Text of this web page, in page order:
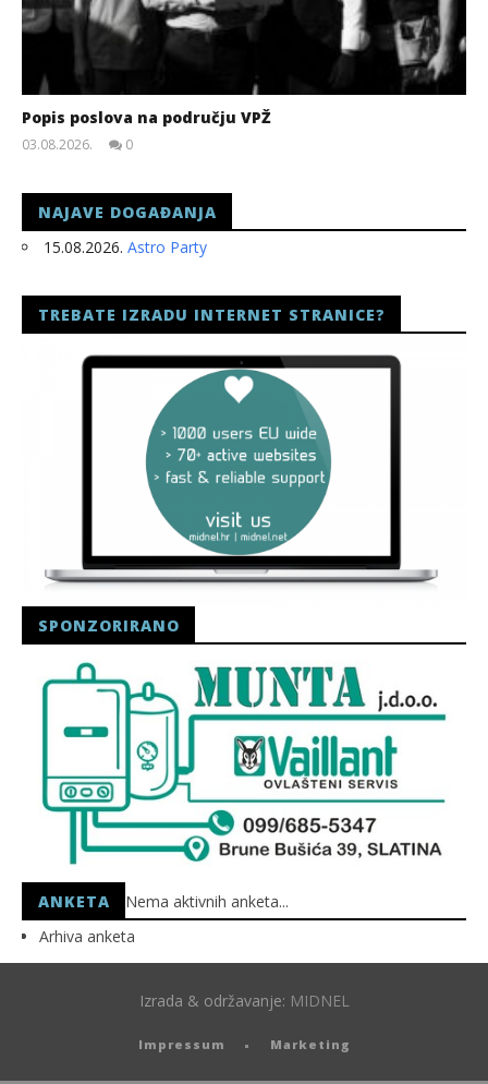
Popis poslova na području VPŽ
03.08.2026.
0
NAJAVE DOGAĐANJA
15.08.2026. Astro Party
TREBATE IZRADU INTERNET STRANICE?
SPONZORIRANO
ANKETA
Nema aktivnih anketa...
Arhiva anketa
Izrada & održavanje: MIDNEL
Impressum Marketing